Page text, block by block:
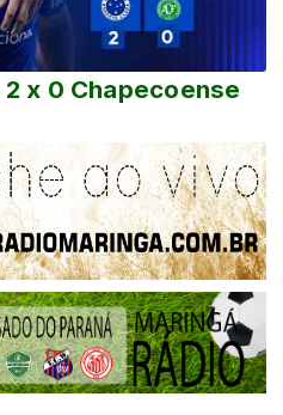
x 0 Chapecoense